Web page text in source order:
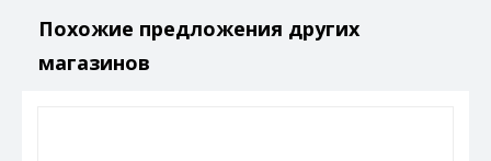
Похожие предложения других
магазинов